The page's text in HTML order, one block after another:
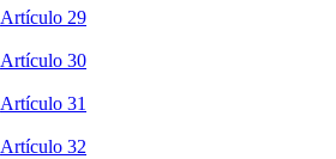
Artículo 29
Artículo 30
Artículo 31
Artículo 32